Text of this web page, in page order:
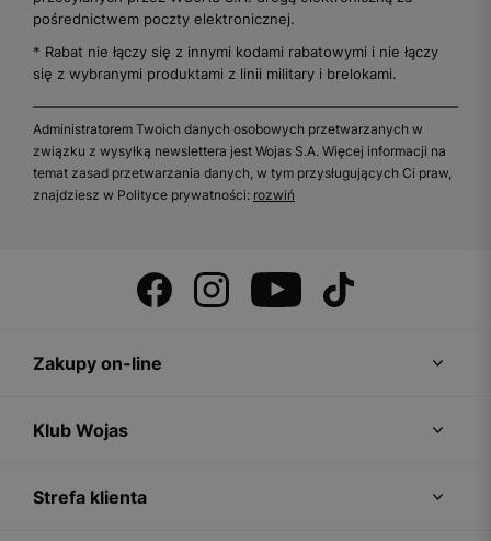
pośrednictwem poczty elektronicznej.
* Rabat nie łączy się z innymi kodami rabatowymi i nie łączy
się z wybranymi produktami z linii military i brelokami.
Administratorem Twoich danych osobowych przetwarzanych w
związku z wysyłką newslettera jest Wojas S.A. Więcej informacji na
temat zasad przetwarzania danych, w tym przysługujących Ci praw,
znajdziesz w Polityce prywatności: rozwiń
Zakupy on-line
Klub Wojas
Strefa klienta